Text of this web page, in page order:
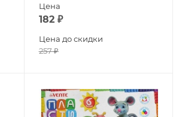
Цена
182₽
Цена до скидки
257₽